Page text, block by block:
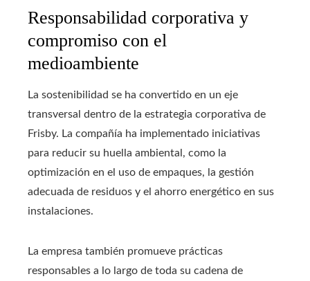
Responsabilidad corporativa y
compromiso con el
medioambiente
La sostenibilidad se ha convertido en un eje
transversal dentro de la estrategia corporativa de
Frisby. La compañía ha implementado iniciativas
para reducir su huella ambiental, como la
optimización en el uso de empaques, la gestión
adecuada de residuos y el ahorro energético en sus
instalaciones.
La empresa también promueve prácticas
responsables a lo largo de toda su cadena de